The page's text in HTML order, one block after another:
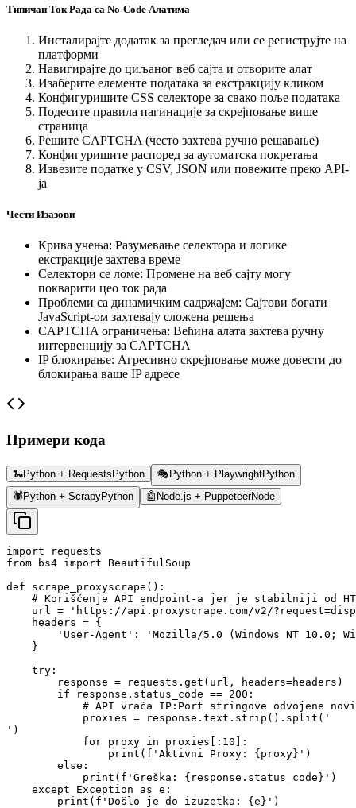
Типичан Ток Рада са No-Code Алатима
Инсталирајте додатак за прегледач или се региструјте на
платформи
Навигирајте до циљаног веб сајта и отворите алат
Изаберите елементе података за екстракцију кликом
Конфигуришите CSS селекторе за свако поље података
Подесите правила пагинације за скрејповање више
страница
Решите CAPTCHA (често захтева ручно решавање)
Конфигуришите распоред за аутоматска покретања
Извезите податке у CSV, JSON или повежите преко API-
ја
Чести Изазови
Крива учења: Разумевање селектора и логике
екстракције захтева време
Селектори се ломе: Промене на веб сајту могу
покварити цео ток рада
Проблеми са динамичким садржајем: Сајтови богати
JavaScript-ом захтевају сложена решења
CAPTCHA ограничења: Већина алата захтева ручну
интервенцију за CAPTCHA
IP блокирање: Агресивно скрејповање може довести до
блокирања ваше IP адресе
Примери кода
🐍Python + Requests Python 🎭 Python + PlaywrightPython
🕷️Python + ScrapyPython 🤖 Node.js + PuppeteerNode
import requests
from bs4 import BeautifulSoup
def scrape_proxyscrape():
# Korišćenje API endpoint-a jer je stabilniji od
url = 'https://api.proxyscrape.com/v2/
    headers = {
'User-Agent': 'Mozilla/5.0 (Windows NT 10.0;
    }
    try:
        response = requests.get(url, headers=headers)
        if response.status_code == 200:
# API vraća IP:Port stringove odvojene
            proxies = response.text.strip().split('
')
            for proxy in proxies[:10]:
                print(f'Aktivni Proxy: {proxy}')
        else:
            print(f'Greška: {response.status_code}')
    except Exception as e:
        print(f'Došlo je do izuzetka: {e}')